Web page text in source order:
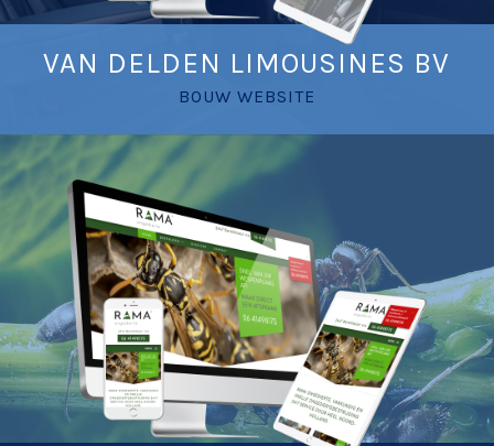
VAN DELDEN LIMOUSINES BV
BOUW WEBSITE